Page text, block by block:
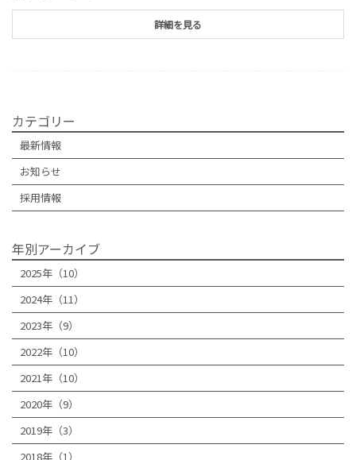
詳細を見る
カテゴリー
最新情報
お知らせ
採用情報
年別アーカイブ
2025年（10）
2024年（11）
2023年（9）
2022年（10）
2021年（10）
2020年（9）
2019年（3）
2018年（1）